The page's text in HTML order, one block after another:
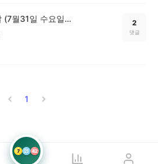
파리올림픽 대한민국 메달 (7월31일 수요일 오전 12시~1시 기준 2
댓글
1
7 21 42